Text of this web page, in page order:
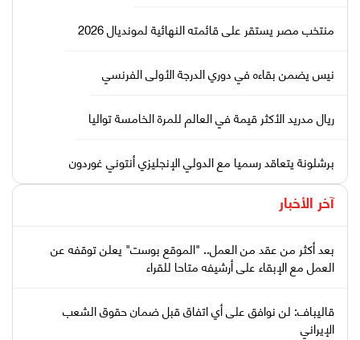
منتخب مصر يستقر على قائمته النهائية لمونديال 2026
نيس يضمن بقاءه في دوري الدرجة الأولى الفرنسي
ريال مدريد الأكثر قيمة في العالم للمرة الخامسة تواليا
برشلونة يتعاقد رسميا مع الدولي الإنجليزي أنتوني غوردون
آخر الأخبار
بعد أكثر من عقد من العمل.. "الموقع بوست" يعلن توقفه عن
العمل مع الإبقاء على أرشيفه متاحا للقراء
قاليباف: لن نوافق على أي اتفاق قبل ضمان حقوق الشعب
الإيراني